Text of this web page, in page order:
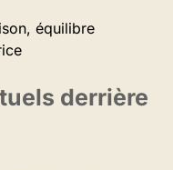
équilibre
derrière